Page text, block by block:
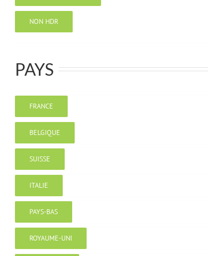
NON HDR
PAYS
FRANCE
BELGIQUE
SUISSE
ITALIE
PAYS-BAS
ROYAUME-UNI